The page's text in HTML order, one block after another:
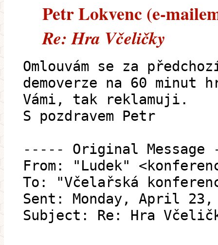
Petr Lokvenc (e-
Re: Hra Včeličky
Omlouvám se za
demoverze na 60 minut
Vámi, tak reklamuji.
S pozdravem Petr
----- Original
From: "Ludek"
To: "Včelařská
Sent: Monday, April 23,
Subject: Re: Hra